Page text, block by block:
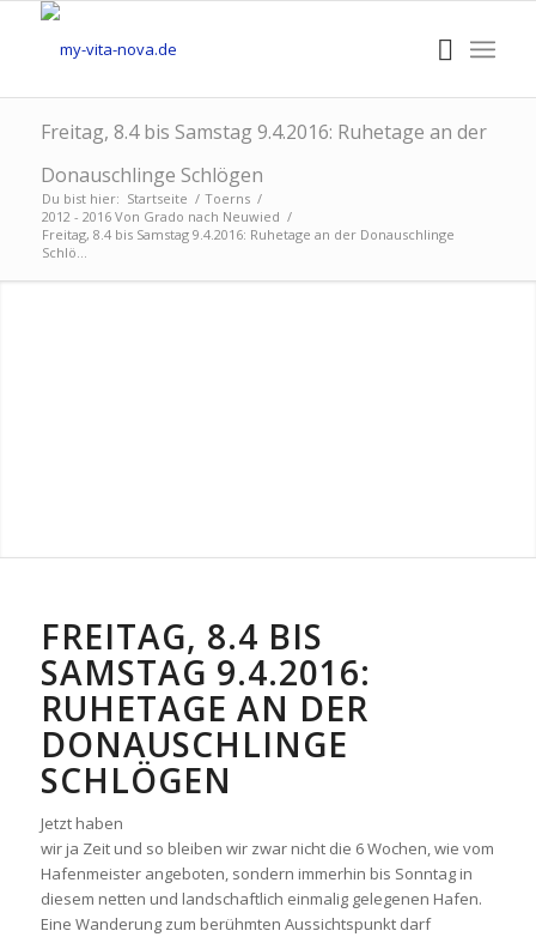
Freitag, 8.4 bis Samstag 9.4.2016: Ruhetage an der
Donauschlinge Schlögen
Du bist hier: Startseite / Toerns /
2012 - 2016 Von Grado nach Neuwied /
Freitag, 8.4 bis Samstag 9.4.2016: Ruhetage an der Donauschlinge
Schlö...
FREITAG, 8.4 BIS
SAMSTAG 9.4.2016:
RUHETAGE AN DER
DONAUSCHLINGE
SCHLÖGEN
Jetzt haben
wir ja Zeit und so bleiben wir zwar nicht die 6 Wochen, wie vom
Hafenmeister angeboten, sondern immerhin bis Sonntag in
diesem netten und landschaftlich einmalig gelegenen Hafen.
Eine Wanderung zum berühmten Aussichtspunkt darf